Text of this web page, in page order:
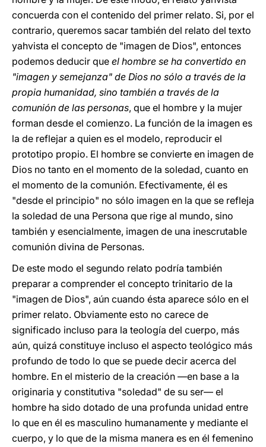
concuerda con el contenido del primer relato. Si, por el
contrario, queremos sacar también del relato del texto
yahvista el concepto de "imagen de Dios", entonces
podemos deducir que el hombre se ha convertido en
"imagen y semejanza" de Dios no sólo a través de la
propia humanidad, sino también a través de la
comunión de las personas, que el hombre y la mujer
forman desde el comienzo. La función de la imagen es
la de reflejar a quien es el modelo, reproducir el
prototipo propio. El hombre se convierte en imagen de
Dios no tanto en el momento de la soledad, cuanto en
el momento de la comunión. Efectivamente, él es
"desde el principio" no sólo imagen en la que se refleja
la soledad de una Persona que rige al mundo, sino
también y esencialmente, imagen de una inescrutable
comunión divina de Personas.
De este modo el segundo relato podría también
preparar a comprender el concepto trinitario de la
"imagen de Dios", aún cuando ésta aparece sólo en el
primer relato. Obviamente esto no carece de
significado incluso para la teología del cuerpo, más
aún, quizá constituye incluso el aspecto teológico más
profundo de todo lo que se puede decir acerca del
hombre. En el misterio de la creación —en base a la
originaria y constitutiva "soledad" de su ser— el
hombre ha sido dotado de una profunda unidad entre
lo que en él es masculino humanamente y mediante el
cuerpo, y lo que de la misma manera es en él femenino